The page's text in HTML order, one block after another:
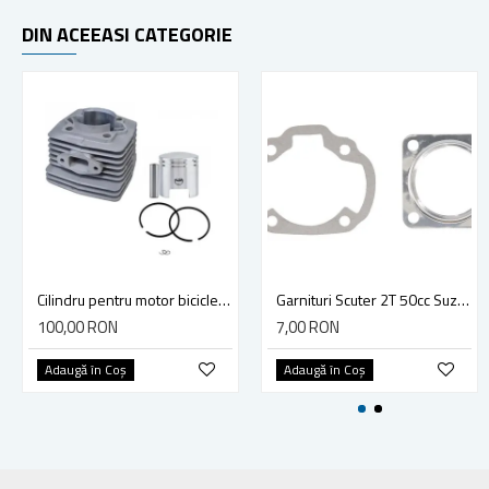
DIN ACEEASI CATEGORIE
Cilindru pentru motor bicicleta 80 cc (model 1) Calitatea I
100,00 RON
Adaugă în Coş
Garnituri Scuter 2T 50cc Suzuki Katana A/C, Adress, Sepia, Tgb Junak 2T 41mm (cilindru)
7,00 RON
Adaugă în Coş